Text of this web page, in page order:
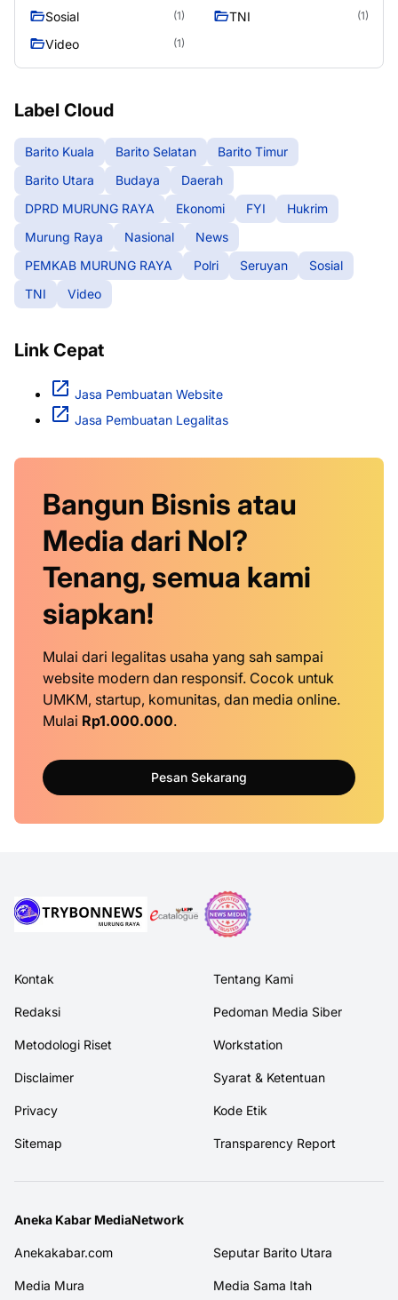
Sosial (1) TNI (1)
Video (1)
Label Cloud
Barito Kuala Barito Selatan
Barito Timur
Barito Utara
Budaya
Daerah
DPRD MURUNG RAYA
Ekonomi FYI
Hukrim
Murung Raya
Nasional
News
PEMKAB MURUNG RAYA
Polri Seruyan
Sosial
TNI
Video
Link Cepat
Jasa Pembuatan Website
Jasa Pembuatan Legalitas
Bangun Bisnis atau
Media dari Nol?
Tenang, semua kami
siapkan!
Mulai dari legalitas usaha yang sah sampai
website modern dan responsif. Cocok untuk
UMKM, startup, komunitas, dan media online.
Mulai Rp1.000.000.
Pesan Sekarang
Kontak Tentang Kami
Redaksi Pedoman Media Siber
Metodologi Riset Workstation
Disclaimer Syarat & Ketentuan
Privacy Kode Etik
Sitemap Transparency Report
Aneka Kabar MediaNetwork
Anekakabar.com Seputar Barito Utara
Media Mura Media Sama Itah